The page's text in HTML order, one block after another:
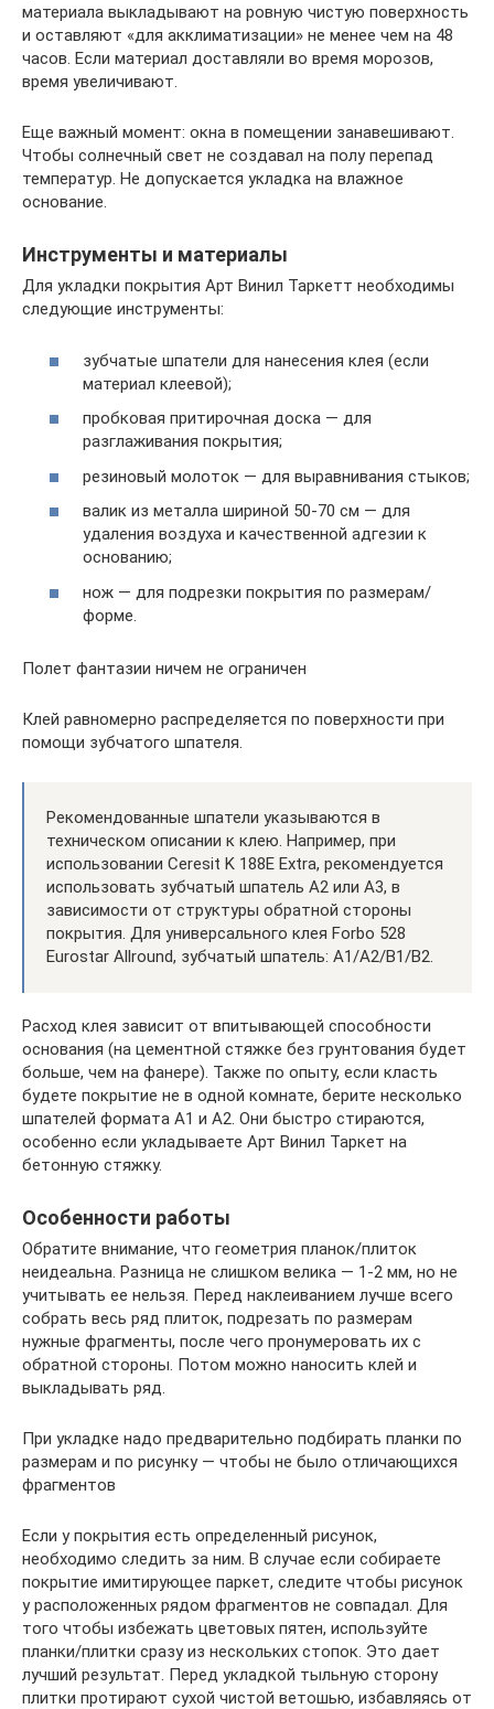
материала выкладывают на ровную чистую поверхность
и оставляют «для акклиматизации» не менее чем на 48
часов. Если материал доставляли во время морозов,
время увеличивают.
Еще важный момент: окна в помещении занавешивают.
Чтобы солнечный свет не создавал на полу перепад
температур. Не допускается укладка на влажное
основание.
Инструменты и материалы
Для укладки покрытия Арт Винил Таркетт необходимы
следующие инструменты:
зубчатые шпатели для нанесения клея (если
материал клеевой);
пробковая притирочная доска — для
разглаживания покрытия;
резиновый молоток — для выравнивания стыков;
валик из металла шириной 50-70 см — для
удаления воздуха и качественной адгезии к
основанию;
нож — для подрезки покрытия по размерам/
форме.
Полет фантазии ничем не ограничен
Клей равномерно распределяется по поверхности при
помощи зубчатого шпателя.
Рекомендованные шпатели указываются в
техническом описании к клею. Например, при
использовании Ceresit K 188E Extra, рекомендуется
использовать зубчатый шпатель А2 или А3, в
зависимости от структуры обратной стороны
покрытия. Для универсального клея Forbo 528
Eurostar Allround, зубчатый шпатель: A1/A2/B1/B2.
Расход клея зависит от впитывающей способности
основания (на цементной стяжке без грунтования будет
больше, чем на фанере). Также по опыту, если класть
будете покрытие не в одной комнате, берите несколько
шпателей формата А1 и А2. Они быстро стираются,
особенно если укладываете Арт Винил Таркет на
бетонную стяжку.
Особенности работы
Обратите внимание, что геометрия планок/плиток
неидеальна. Разница не слишком велика — 1-2 мм, но не
учитывать ее нельзя. Перед наклеиванием лучше всего
собрать весь ряд плиток, подрезать по размерам
нужные фрагменты, после чего пронумеровать их с
обратной стороны. Потом можно наносить клей и
выкладывать ряд.
При укладке надо предварительно подбирать планки по
размерам и по рисунку — чтобы не было отличающихся
фрагментов
Если у покрытия есть определенный рисунок,
необходимо следить за ним. В случае если собираете
покрытие имитирующее паркет, следите чтобы рисунок
у расположенных рядом фрагментов не совпадал. Для
того чтобы избежать цветовых пятен, используйте
планки/плитки сразу из нескольких стопок. Это дает
лучший результат. Перед укладкой тыльную сторону
плитки протирают сухой чистой ветошью, избавляясь от